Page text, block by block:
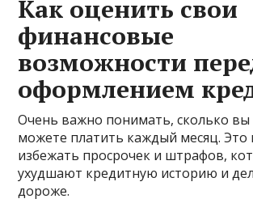
Как оценить свои
финансовые
возможности
оформлением
Очень важно понимать, сколько вы
можете платить каждый месяц. Это
избежать просрочек и штрафов,
ухудшают кредитную историю и
дороже.